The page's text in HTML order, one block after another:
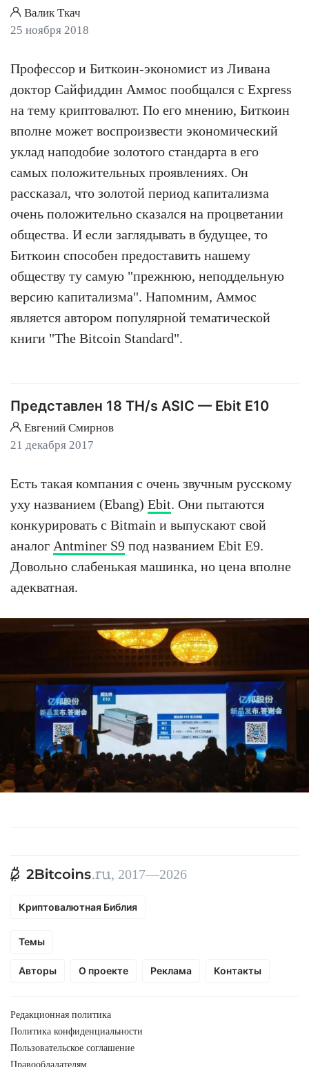
Валик Ткач
25 ноября 2018
Профессор и Биткоин-экономист из Ливана
доктор Сайфиддин Аммос пообщался с Express
на тему криптовалют. По его мнению, Биткоин
вполне может воспроизвести экономический
уклад наподобие золотого стандарта в его
самых положительных проявлениях. Он
рассказал, что золотой период капитализма
очень положительно сказался на процветании
общества. И если заглядывать в будущее, то
Биткоин способен предоставить нашему
обществу ту самую "прежнюю, неподдельную
версию капитализма". Напомним, Аммос
является автором популярной тематической
книги "The Bitcoin Standard".
Представлен 18 TH/s ASIC — Ebit E10
Евгений Смирнов
21 декабря 2017
Есть такая компания с очень звучным русскому
уху названием (Ebang) Ebit. Они пытаются
конкурировать с Bitmain и выпускают свой
аналог Antminer S9 под названием Ebit E9.
Довольно слабенькая машинка, но цена вполне
адекватная.
, 2017—2026
Криптовалютная Библия
Темы
Авторы О проекте Реклама Контакты
Редакционная политика
Политика конфиденциальности
Пользовательское соглашение
Правообладателям